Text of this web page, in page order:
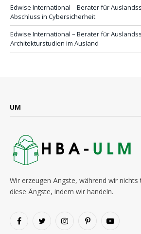
Edwise International – Berater für
Abschluss in Cybersicherheit
Edwise International – Berater für
Architekturstudien im Ausland
UM
Wir erzeugen Ängste, während wir nichts
diese Ängste, indem wir handeln.
FacebookTwitter InstagramPinterestYouTube